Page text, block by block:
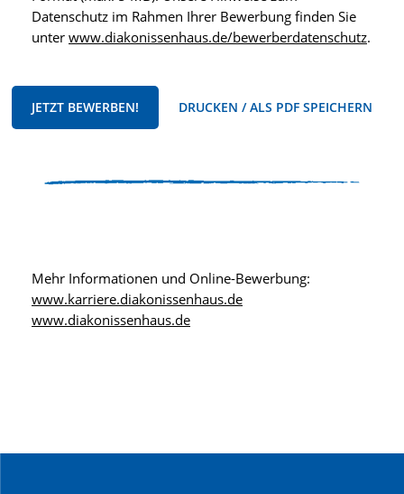
Datenschutz im Rahmen Ihrer Bewerbung finden Sie
unterwww.diakonissenhaus.de/bewerberdatenschutz.
JETZT BEWERBEN! DRUCKEN / ALS PDF SPEICHERN
Mehr Informationen und Online-Bewerbung:
www.karriere.diakonissenhaus.de
www.diakonissenhaus.de